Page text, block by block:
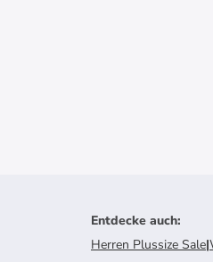
Entdecke auch:
Herren Plussize Sale|